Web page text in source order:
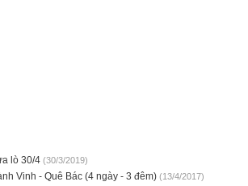
lò 30/4 (30/3/2019)
Vinh - Quê Bác (4 ngày - 3 đêm) (13/4/2017)